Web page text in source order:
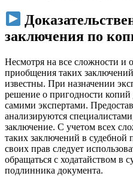
заключения по
Несмотря на все сложности и
приобщения таких
известны. При назначении
решение о пригодности копий
самими экспертами.
анализируются
заключение. С учетом всех
таких заключений в судебной
своих прав следует
обращаться с ходатайством в
подлинника документа.